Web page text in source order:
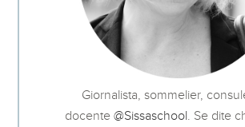
Giornalista, sommelier,
docente @Sissaschool. Se dite